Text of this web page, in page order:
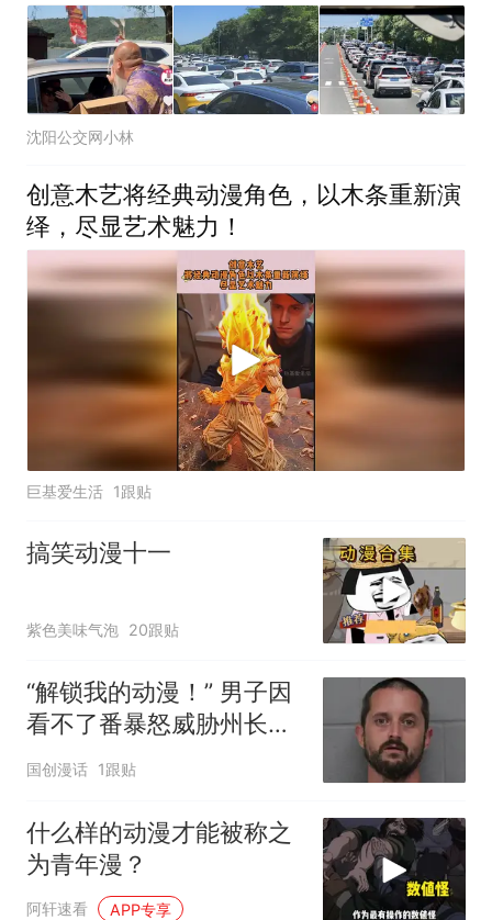
沈阳公交网小林
创意木艺将经典动漫角色，以木条重新演
绎，尽显艺术魅力！
巨基爱生活 1跟贴
搞笑动漫十一
紫色美味气泡 20跟贴
“解锁我的动漫！” 男子因
看不了番暴怒威胁州长办
公室，被重罪逮捕
国创漫话 1跟贴
什么样的动漫才能被称之
为青年漫？
阿轩速看 APP专享